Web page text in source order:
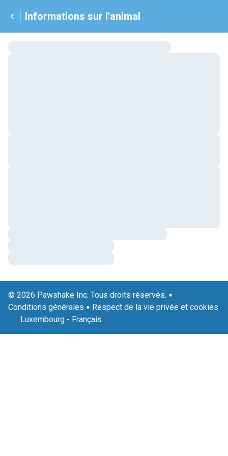
Informations sur l'animal
© 2026 Pawshake Inc. Tous droits réservés.
Conditions générales
Respect de la vie privée et cookies
Luxembourg - Français